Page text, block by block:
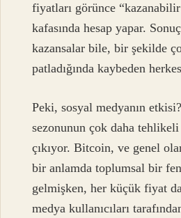
fiyatları görünce
kafasında hesap yapar.
kazansalar bile, bir şekilde
patladığında kaybeden
Peki, sosyal medyanın
sezonunun çok daha tehlikeli
çıkıyor. Bitcoin, ve genel
bir anlamda toplumsal bir
gelmişken, her küçük fiyat
medya kullanıcıları